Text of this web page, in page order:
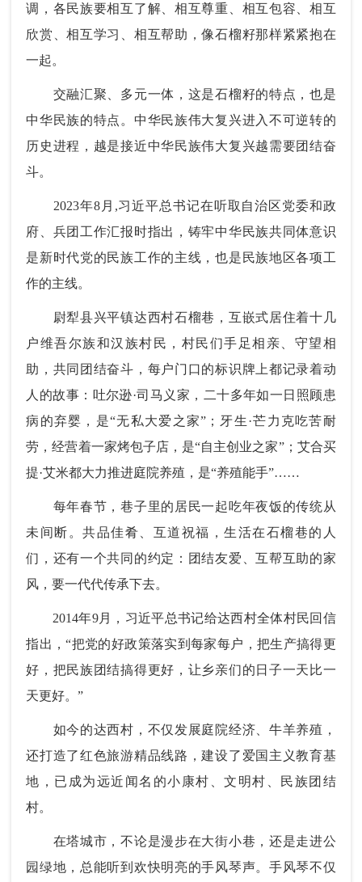
调，各民族要相互了解、相互尊重、相互包容、相互
欣赏、相互学习、相互帮助，像石榴籽那样紧紧抱在
一起。
交融汇聚、多元一体，这是石榴籽的特点，也是
中华民族的特点。中华民族伟大复兴进入不可逆转的
历史进程，越是接近中华民族伟大复兴越需要团结奋
斗。
2023年8月,习近平总书记在听取自治区党委和政
府、兵团工作汇报时指出，铸牢中华民族共同体意识
是新时代党的民族工作的主线，也是民族地区各项工
作的主线。
尉犁县兴平镇达西村石榴巷，互嵌式居住着十几
户维吾尔族和汉族村民，村民们手足相亲、守望相
助，共同团结奋斗，每户门口的标识牌上都记录着动
人的故事：吐尔逊·司马义家，二十多年如一日照顾患
病的弃婴，是“无私大爱之家”；牙生·芒力克吃苦耐
劳，经营着一家烤包子店，是“自主创业之家”；艾合买
提·艾米都大力推进庭院养殖，是“养殖能手”……
每年春节，巷子里的居民一起吃年夜饭的传统从
未间断。共品佳肴、互道祝福，生活在石榴巷的人
们，还有一个共同的约定：团结友爱、互帮互助的家
风，要一代代传承下去。
2014年9月，习近平总书记给达西村全体村民回信
指出，“把党的好政策落实到每家每户，把生产搞得更
好，把民族团结搞得更好，让乡亲们的日子一天比一
天更好。”
如今的达西村，不仅发展庭院经济、牛羊养殖，
还打造了红色旅游精品线路，建设了爱国主义教育基
地，已成为远近闻名的小康村、文明村、民族团结
村。
在塔城市，不论是漫步在大街小巷，还是走进公
园绿地，总能听到欢快明亮的手风琴声。手风琴不仅